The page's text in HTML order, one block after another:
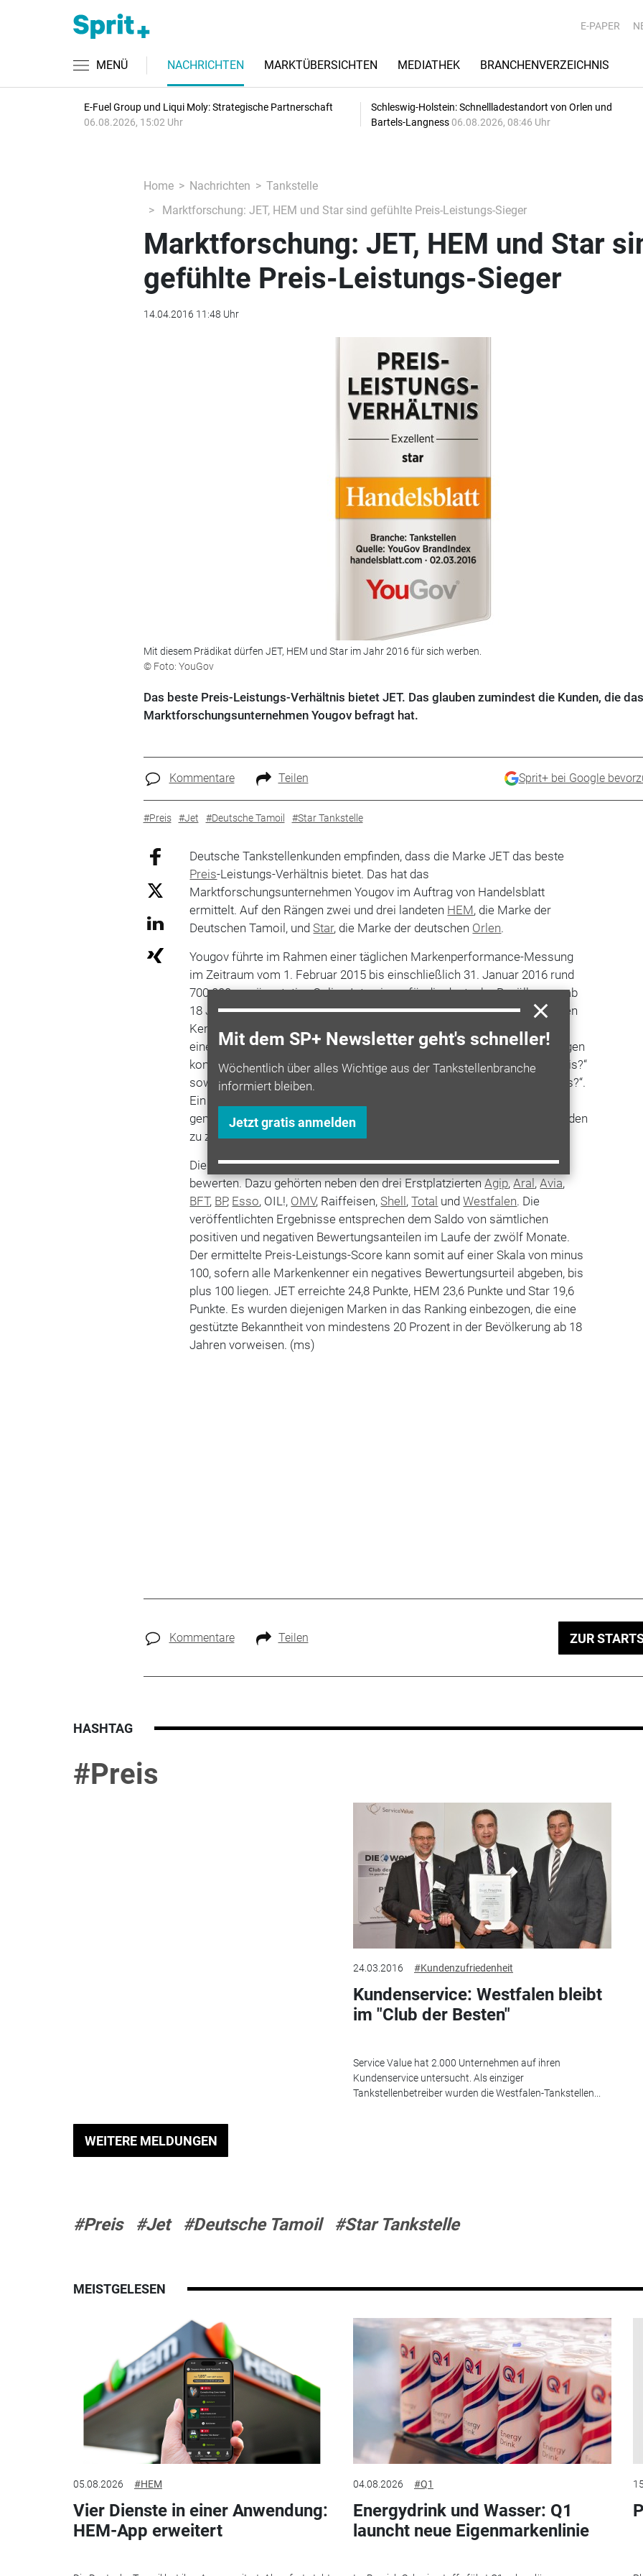
E-PAPER
MENÜ NACHRICHTEN MARKTÜBERSICHTEN MEDIATHEK BRANCHENVERZEICHNIS
E-Fuel Group und Liqui Moly: Strategische Partnerschaft
06.08.2026, 15:02 Uhr
Schleswig-Holstein: Schnellladestandort von Orlen und
Bartels-Langness 06.08.2026, 08:46 Uhr
Home Nachrichten
Tankstelle
Marktforschung: JET, HEM und Star sind gefühlte Preis-Leistungs-Sieger
Marktforschung: JET, HEM und Star
gefühlte Preis-Leistungs-Sieger
14.04.2016 11:48 Uhr
Mit diesem Prädikat dürfen JET, HEM und Star im Jahr 2016 für sich werben.
© Foto: YouGov
Das beste Preis-Leistungs-Verhältnis bietet JET. Das glauben zumindest die Kunden, die das
Marktforschungsunternehmen Yougov befragt hat.
Kommentare Teilen Sprit+ bei Google
#Preis #Jet #Deutsche Tamoil #Star Tankstelle
Mit dem SP+ Newsletter geht's schneller!
Wöchentlich über alles Wichtige aus der Tankstellenbranche
informiert bleiben.
Jetzt gratis anmelden
Deutsche Tankstellenkunden empfinden, dass die Marke JET das beste
Preis-Leistungs-Verhältnis bietet. Das hat das
Marktforschungsunternehmen Yougov im Auftrag von Handelsblatt
ermittelt. Auf den Rängen zwei und drei landeten HEM, die Marke der
Deutschen Tamoil, und Star, die Marke der deutschen Orlen.
Yougov führte im Rahmen einer täglichen Markenperformance-Messung
im Zeitraum vom 1. Februar 2015 bis einschließlich 31. Januar 2016 rund
700.000 repräsentative Online-Interviews für die deutsche Bevölkerung ab
18 Jahren durch und ließ insgesamt über 700 Marken von ihren jeweiligen
Kennern bewerten. Um das wahrgenommene Preis-Leistungsverhältnis
einer Marke zu ermitteln, wurden Umfrageteilnehmer mit folgenden Fragen
konfrontiert: „Welche Marke steht für ein gutes Preis-Leistungs-Verhältnis?“
sowie „Welche Marke steht für ein schlechtes Preis-Leistungs-Verhältnis?“.
Ein zusätzlicher Hinweis erläuterte den Teilnehmern, dass hierbei nicht
gemeint ist, ob eine Marke als billig empfunden wird, sondern ob sie für den
zu zahlenden Preis eine entsprechende Leistung bietet.
Die Teilnehmer der Befragung konnten im Tankstellenbereich 15 Marken
bewerten. Dazu gehörten neben den drei ErstplatziertenAgip,Aral,Avia,
BFT, BP, Esso, OIL!, OMV, Raiffeisen, Shell,Total undWestfalen. Die
veröffentlichten Ergebnisse entsprechen dem Saldo von sämtlichen
positiven und negativen Bewertungsanteilen im Laufe der zwölf Monate.
Der ermittelte Preis-Leistungs-Score kann somit auf einer Skala von minus
100, sofern alle Markenkenner ein negatives Bewertungsurteil abgeben, bis
plus 100 liegen. JET erreichte 24,8 Punkte, HEM 23,6 Punkte und Star 19,6
Punkte. Es wurden diejenigen Marken in das Ranking einbezogen, die eine
gestützte Bekanntheit von mindestens 20 Prozent in der Bevölkerung ab 18
Jahren vorweisen. (ms)
Kommentare Teilen ZUR
HASHTAG
#Preis
24.03.2016 #Kundenzufriedenheit
Kundenservice: Westfalen bleibt
im "Club der Besten"
Service Value hat 2.000 Unternehmen auf ihren
Kundenservice untersucht. Als einziger
Tankstellenbetreiber wurden die Westfalen-Tankstellen...
WEITERE MELDUNGEN
#Preis #Jet #Deutsche Tamoil #Star Tankstelle
MEISTGELESEN
05.08.2026 #HEM
Vier Dienste in einer Anwendung:
HEM-App erweitert
04.08.2026 #Q1
Energydrink und Wasser: Q1
launcht neue Eigenmarkenlinie